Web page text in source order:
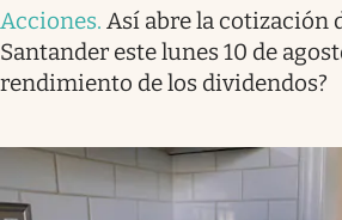
Acciones. Así abre la cotización
Santander este lunes 10 de
rendimiento de los dividendos?